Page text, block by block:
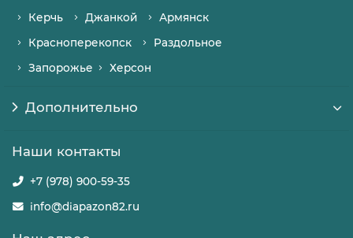
Керчь
Джанкой
Армянск
Красноперекопск
Раздольное
Запорожье
Херсон
Дополнительно
Наши контакты
+7 (978) 900-59-35
info@diapazon82.ru